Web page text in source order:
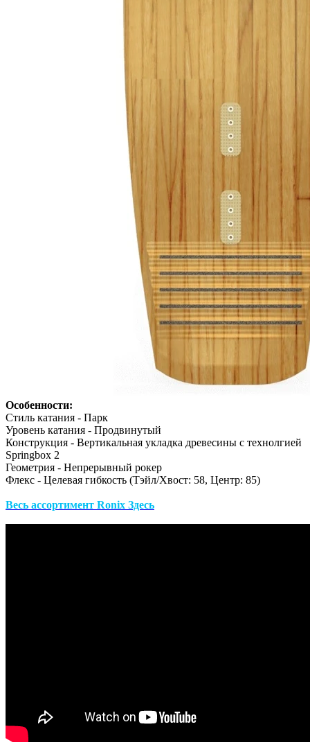
Особенности:
Стиль катания - Парк
Уровень катания - Продвинутый
Конструкция - Вертикальная укладка древесины с технолгией
Springbox 2
Геометрия - Непрерывный рокер
Флекс - Целевая гибкость (Тэйл/Хвост: 58, Центр: 85)
Весь ассортимент Ronix Здесь